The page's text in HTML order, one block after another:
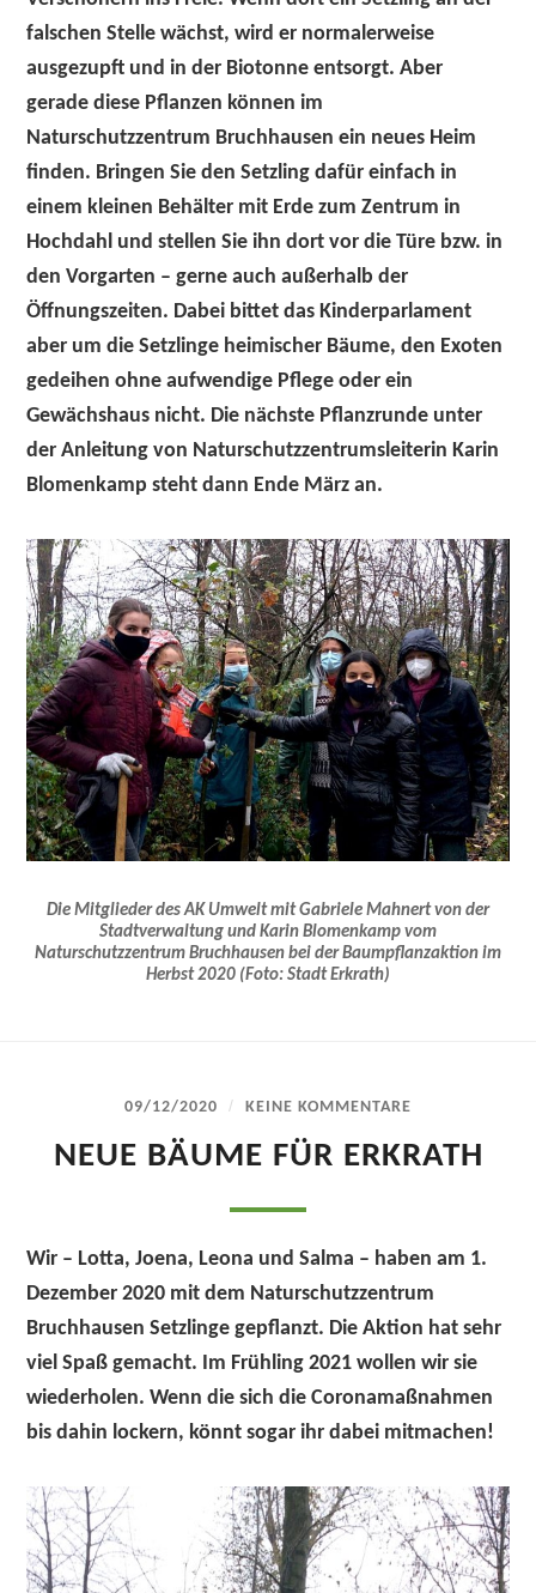
falschen Stelle wächst, wird er normalerweise
ausgezupft und in der Biotonne entsorgt. Aber
gerade diese Pflanzen können im
Naturschutzzentrum Bruchhausen ein neues Heim
finden. Bringen Sie den Setzling dafür einfach in
einem kleinen Behälter mit Erde zum Zentrum in
Hochdahl und stellen Sie ihn dort vor die Türe bzw. in
den Vorgarten – gerne auch außerhalb der
Öffnungszeiten. Dabei bittet das Kinderparlament
aber um die Setzlinge heimischer Bäume, den Exoten
gedeihen ohne aufwendige Pflege oder ein
Gewächshaus nicht. Die nächste Pflanzrunde unter
der Anleitung von Naturschutzzentrumsleiterin Karin
Blomenkamp steht dann Ende März an.
Die Mitglieder des AK Umwelt mit Gabriele Mahnert von der
Stadtverwaltung und Karin Blomenkamp vom
Naturschutzzentrum Bruchhausen bei der Baumpflanzaktion im
Herbst 2020 (Foto: Stadt Erkrath)
09/12/2020 / KEINE KOMMENTARE
NEUE BÄUME FÜR ERKRATH
Wir – Lotta, Joena, Leona und Salma – haben am 1.
Dezember 2020 mit dem Naturschutzzentrum
Bruchhausen Setzlinge gepflanzt. Die Aktion hat sehr
viel Spaß gemacht. Im Frühling 2021 wollen wir sie
wiederholen. Wenn die sich die Coronamaßnahmen
bis dahin lockern, könnt sogar ihr dabei mitmachen!